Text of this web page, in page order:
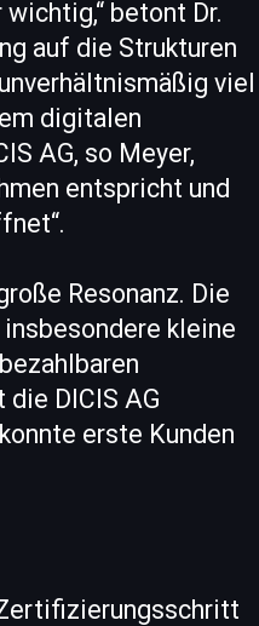
betont Dr.
auf die Strukturen
viel
digitalen
AG, so Meyer,
entspricht und
Resonanz. Die
kleine
DICIS AG
erste Kunden